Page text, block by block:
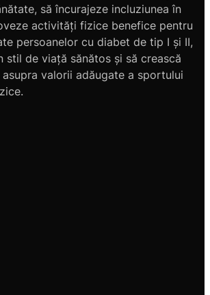
să încurajeze incluziunea în
activități fizice benefice pentru
persoanelor cu diabet de tip I și II,
stil de viață sănătos și să crească
valorii adăugate a sportului